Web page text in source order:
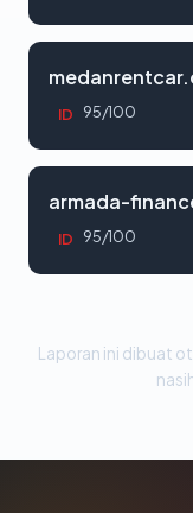
ID 95/100
armada-
ID 95/100
Laporan ini dibuat